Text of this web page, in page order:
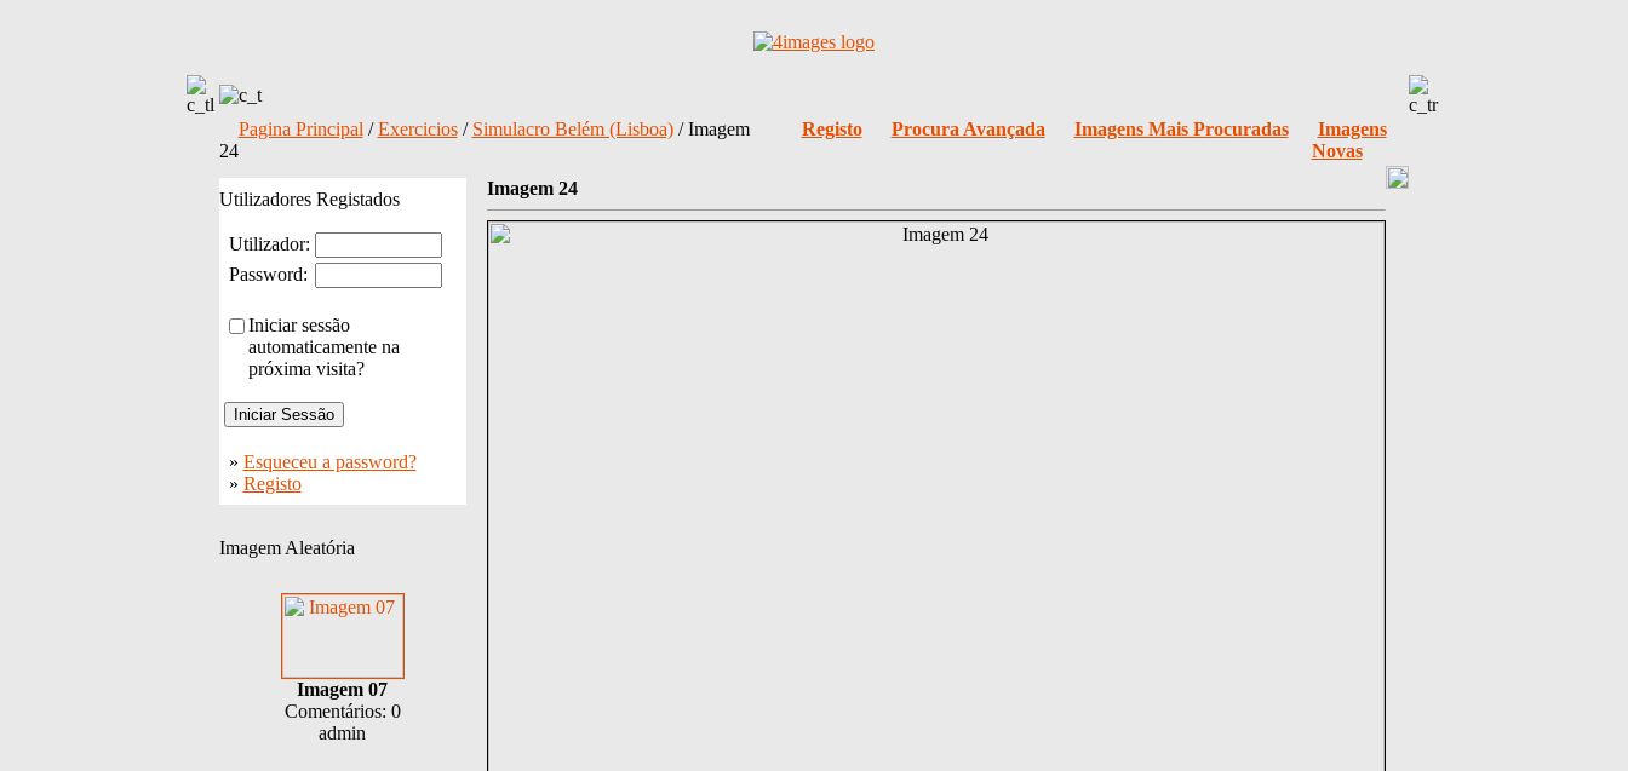
Pagina Principal /Exercicios/ Simulacro Belém (Lisboa)/ Imagem
24
Registo Procura Avançada Imagens Mais Procuradas
Imagens
Novas
Utilizadores Registados
Utilizador:
Password:
Iniciar sessão
automaticamente na
próxima visita?
» Esqueceu a password?
» Registo
Imagem Aleatória
Imagem 07
Comentários: 0
admin
Imagem 24